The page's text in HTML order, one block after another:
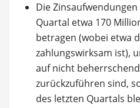
Die
Quartal etwa 170
betragen (wobei etwa
zahlungswirksam ist),
auf nicht
zurückzuführen sind,
des letzten Quartals